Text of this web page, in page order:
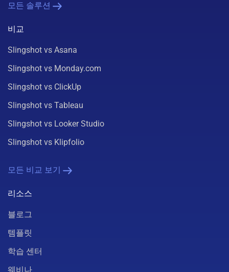
모든 솔루션
비교
Slingshot vs Asana
Slingshot vs Monday.com
Slingshot vs ClickUp
Slingshot vs Tableau
Slingshot vs Looker Studio
Slingshot vs Klipfolio
모든 비교 보기
리소스
블로그
템플릿
학습 센터
웨비나